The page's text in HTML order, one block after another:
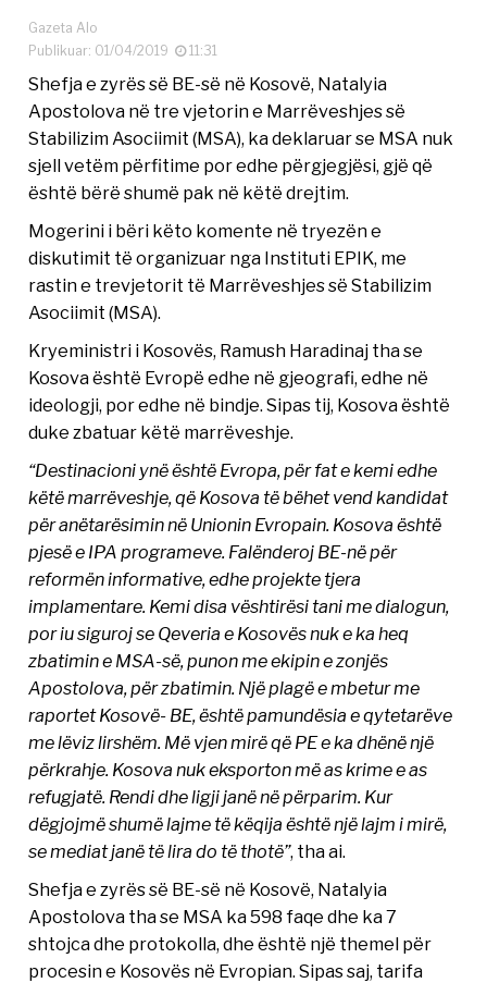
Gazeta Alo
Publikuar: 01/04/2019
11:31
Shefja e zyrës së BE-së në Kosovë, Natalyia
Apostolova në tre vjetorin e Marrëveshjes së
Stabilizim Asociimit (MSA), ka deklaruar se MSA nuk
sjell vetëm përfitime por edhe përgjegjësi, gjë që
është bërë shumë pak në këtë drejtim.
Mogerini i bëri këto komente në tryezën e
diskutimit të organizuar nga Instituti EPIK, me
rastin e trevjetorit të Marrëveshjes së Stabilizim
Asociimit (MSA).
Kryeministri i Kosovës, Ramush Haradinaj tha se
Kosova është Evropë edhe në gjeografi, edhe në
ideologji, por edhe në bindje. Sipas tij, Kosova është
duke zbatuar këtë marrëveshje.
“Destinacioni ynë është Evropa, për fat e kemi edhe
këtë marrëveshje, që Kosova të bëhet vend kandidat
për anëtarësimin në Unionin Evropain. Kosova është
pjesë e IPA programeve. Falënderoj BE-në për
reformën informative, edhe projekte tjera
implamentare. Kemi disa vështirësi tani me dialogun,
por iu siguroj se Qeveria e Kosovës nuk e ka heq
zbatimin e MSA-së, punon me ekipin e zonjës
Apostolova, për zbatimin. Një plagë e mbetur me
raportet Kosovë- BE, është pamundësia e qytetarëve
me lëviz lirshëm. Më vjen mirë që PE e ka dhënë një
përkrahje. Kosova nuk eksporton më as krime e as
refugjatë. Rendi dhe ligji janë në përparim. Kur
dëgjojmë shumë lajme të këqija është një lajm i mirë,
se mediat janë të lira do të thotë”, tha ai.
Shefja e zyrës së BE-së në Kosovë, Natalyia
Apostolova tha se MSA ka 598 faqe dhe ka 7
shtojca dhe protokolla, dhe është një themel për
procesin e Kosovës në Evropian. Sipas saj, tarifa